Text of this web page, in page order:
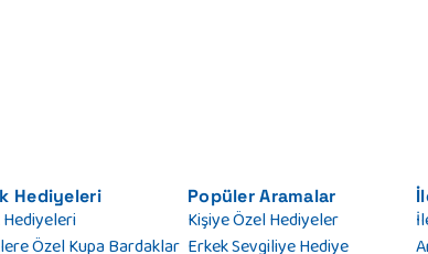
Hediyeleri
Özel Kupa Bardaklar
Popüler Aramalar
Kişiye Özel Hediyeler
Erkek Sevgiliye Hediye